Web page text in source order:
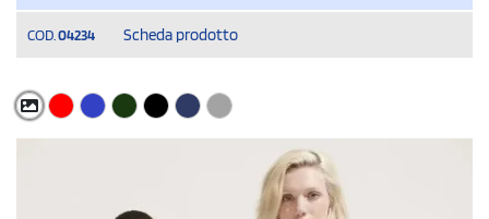
COD. 04234 Scheda prodotto